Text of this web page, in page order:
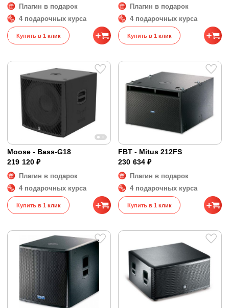
Плагин в подарок
4 подарочных курса
Купить в 1 клик
Плагин в подарок
4 подарочных курса
Купить в 1 клик
Moose - Bass-G18
219 120 ₽
Плагин в подарок
4 подарочных курса
Купить в 1 клик
FBT - Mitus 212FS
230 634 ₽
Плагин в подарок
4 подарочных курса
Купить в 1 клик